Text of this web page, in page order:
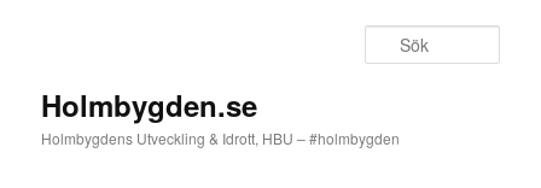
Holmbygden.se
Holmbygdens Utveckling & Idrott, HBU – #holmbygden